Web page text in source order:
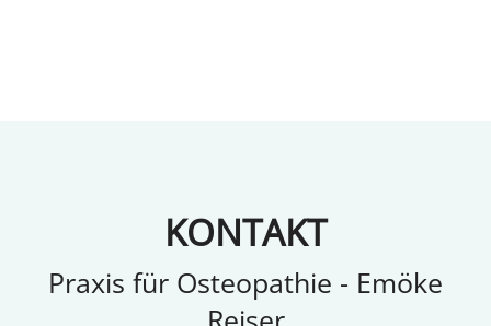
KONTAKT
Praxis für Osteopathie - Emöke